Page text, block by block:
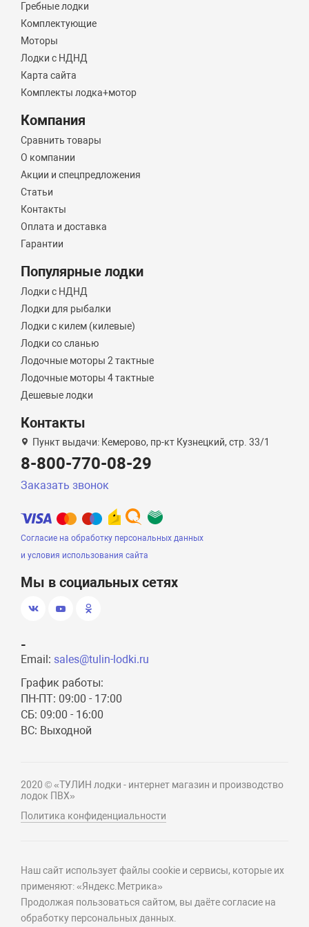
Гребные лодки
Комплектующие
Моторы
Лодки с НДНД
Карта сайта
Комплекты лодка+мотор
Компания
Сравнить товары
О компании
Акции и спецпредложения
Статьи
Контакты
Оплата и доставка
Гарантии
Популярные лодки
Лодки с НДНД
Лодки для рыбалки
Лодки с килем (килевые)
Лодки со сланью
Лодочные моторы 2 тактные
Лодочные моторы 4 тактные
Дешевые лодки
Контакты
Пункт выдачи: Кемерово, пр-кт Кузнецкий, стр. 33/1
8-800-770-08-29
Заказать звонок
Согласие на обработку персональных данных
и условия использования сайта
Мы в социальных сетях
-
Email: sales@tulin-lodki.ru
График работы:
ПН-ПТ: 09:00 - 17:00
СБ: 09:00 - 16:00
ВС: Выходной
2020 © «ТУЛИН лодки - интернет магазин и производство
лодок ПВХ»
Политика конфиденциальности
Наш сайт использует файлы cookie и сервисы, которые их
применяют: «Яндекс.Метрика»
Продолжая пользоваться сайтом, вы даёте согласие на
обработку персональных данных.